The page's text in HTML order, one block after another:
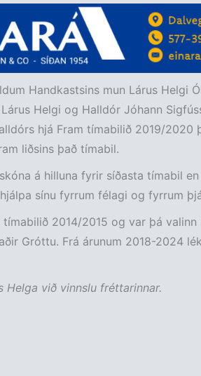
Handkastsins mun Lárus Helgi
Helgi og Halldór Jóhann
hjá Fram tímabilið 2019/2020
liðsins það tímabil.
á hilluna fyrir síðasta tímabil
sínu fyrrum félagi og fyrrum
tímabilið 2014/2015 og var þá valinn
Gróttu. Frá árunum 2018-2024
Helga við vinnslu fréttarinnar.